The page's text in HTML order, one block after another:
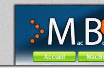
MacBook-fr.com : 100% Apple... 100%
Aller au contenu-Aller au menu
Menu général
Accueil